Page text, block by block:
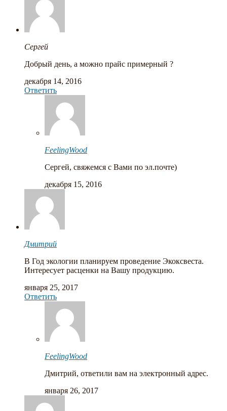
Сергей
Добрый день, а можно прайс примерный ?
декабря 14, 2016
Ответить
FeelingWood
Сергей, свяжемся с Вами по эл.почте)
декабря 15, 2016
Дмитрий
В Год экологии планируем проведение Экоксвеста.
Интересует расценки на Вашу продукцию.
января 25, 2017
Ответить
FeelingWood
Дмитрий, ответили вам на электронный адрес.
января 26, 2017